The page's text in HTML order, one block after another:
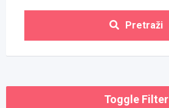
Pretraži
Toggle Filter